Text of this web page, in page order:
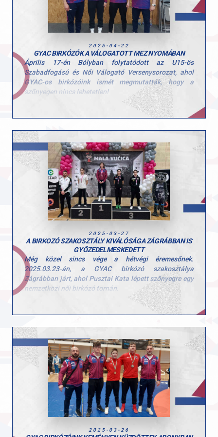
2025-04-22
GYAC BIRKÓZÓK A VÁLOGATOTT MEZ NYOMÁBAN
Április 17-én Bólyban folytatódott az U15-ös
Szabadfogású és Női Válogató Versenysorozat, ahol
GYAC-os birkózóink ismét megmutatták, hogy a
szőnyegen nincs lehetetlen!
- Pusztai Kata (54 kg) a lányok mezőnyében akciódús,
látványos győzelmekkel szerezte meg második
válogatott mezhez!
- Kajdi Kornél (52 kg) a fiúk szabadfogású
küzdelmeiben remek taktikával és érett birkózással
aranyérmet szerzett.
Szívből gratulálunk mindkét versenyzőnknek a
fantasztikus teljesítményhez!
2025-03-27
A BIRKOZÓ SZAKOSZTÁLY KIVÁLÓSÁGA ZÁGRÁBBAN IS
GYŐZEDELMESKEDETT
Még közel sincs vége a hétvégi éremesőnek.
2025.03.23-án, a GYAC birkózó szakosztálya
Zágrábban járt, ahol Pusztai Kata lépett szőnyegre egy
nemzetközi női birkózó tornán.
Az U15-ös korosztály 54 kg-os súlycsoportjában három
kiváló győzelemmel aranyérmet nyert!
Minden elismerésünk Kata, szívből gratulálunk neked
és az edző kollégáknak is!
2025-03-26